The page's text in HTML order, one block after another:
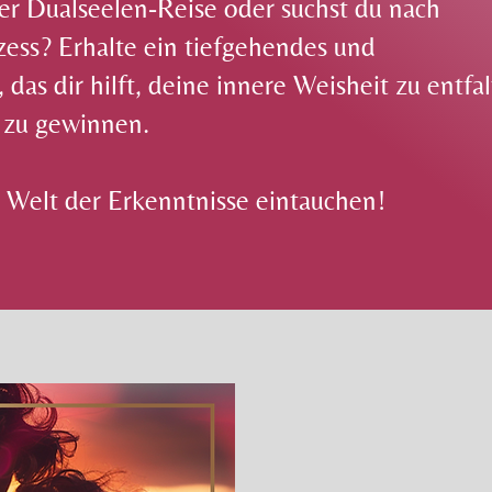
Dualseelen-Reise oder suchst du nach
Erhalte ein tiefgehendes und
das dir hilft, deine innere Weisheit zu
gewinnen.
der Erkenntnisse eintauchen!